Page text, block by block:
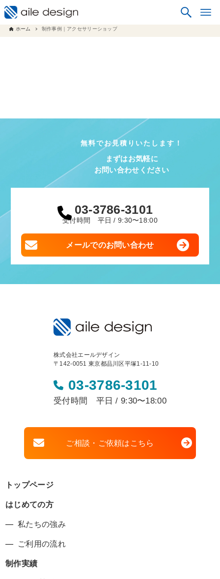
ホーム 制作事例｜アクセサリーショップ
無料でお見積りいたします！
まずはお気軽に
お問い合わせください
03-3786-3101
受付時間 平日 / 9:30〜18:00
メールでのお問い合わせ
株式会社エールデザイン
〒142-0051 東京都品川区平塚1-11-10
03-3786-3101
受付時間 平日 / 9:30〜18:00
ご相談・ご依頼はこちら
トップページ
はじめての方
私たちの強み
ご利用の流れ
制作実績